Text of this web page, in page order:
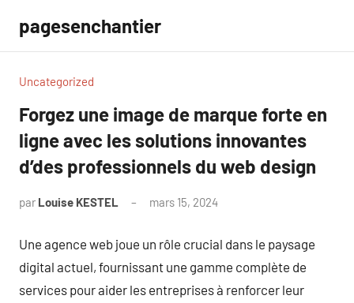
contenu
pagesenchantier
Uncategorized
Forgez une image de marque forte en
ligne avec les solutions innovantes
d’des professionnels du web design
par Louise KESTEL mars 15, 2024
Une agence web joue un rôle crucial dans le paysage
digital actuel, fournissant une gamme complète de
services pour aider les entreprises à renforcer leur